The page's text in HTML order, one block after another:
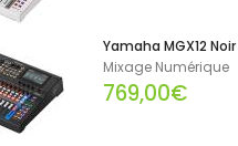
Yamaha MGX12 Noir
Mixage Numérique
769,00€